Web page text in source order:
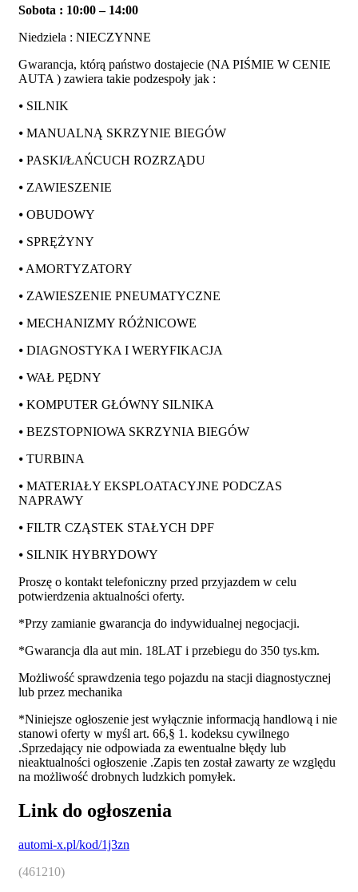
Sobota : 10:00 – 14:00
Niedziela : NIECZYNNE
Gwarancja, którą państwo dostajecie (NA PIŚMIE W CENIE
AUTA ) zawiera takie podzespoły jak :
⦁ SILNIK
⦁ MANUALNĄ SKRZYNIE BIEGÓW
⦁ PASKI/ŁAŃCUCH ROZRZĄDU
⦁ ZAWIESZENIE
⦁ OBUDOWY
⦁ SPRĘŻYNY
⦁ AMORTYZATORY
⦁ ZAWIESZENIE PNEUMATYCZNE
⦁ MECHANIZMY RÓŻNICOWE
⦁ DIAGNOSTYKA I WERYFIKACJA
⦁ WAŁ PĘDNY
⦁ KOMPUTER GŁÓWNY SILNIKA
⦁ BEZSTOPNIOWA SKRZYNIA BIEGÓW
⦁ TURBINA
⦁ MATERIAŁY EKSPLOATACYJNE PODCZAS
NAPRAWY
⦁ FILTR CZĄSTEK STAŁYCH DPF
⦁ SILNIK HYBRYDOWY
Proszę o kontakt telefoniczny przed przyjazdem w celu
potwierdzenia aktualności oferty.
*Przy zamianie gwarancja do indywidualnej negocjacji.
*Gwarancja dla aut min. 18LAT i przebiegu do 350 tys.km.
Możliwość sprawdzenia tego pojazdu na stacji diagnostycznej
lub przez mechanika
*Niniejsze ogłoszenie jest wyłącznie informacją handlową i nie
stanowi oferty w myśl art. 66,§ 1. kodeksu cywilnego
.Sprzedający nie odpowiada za ewentualne błędy lub
nieaktualności ogłoszenie .Zapis ten został zawarty ze względu
na możliwość drobnych ludzkich pomyłek.
Link do ogłoszenia
automi-x.pl/kod/1j3zn
(461210)